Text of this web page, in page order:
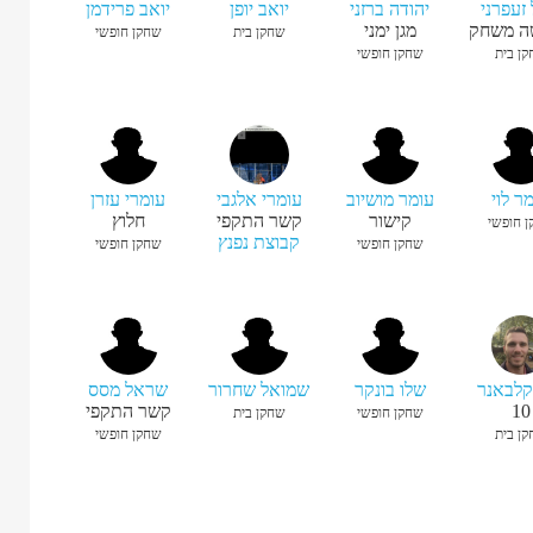
זעפרני
משחק
בית
יהודה ברזני
מגן ימני
שחקן חופשי
יואב יופן
שחקן בית
יואב פרידמן
שחקן חופשי
לוי
חופשי
עומר מושיוב
קישור
שחקן חופשי
עומרי אלגבי
קשר התקפי
קבוצת נפנץ
עומרי עזרן
חלוץ
שחקן חופשי
10
בית
שלו בונקר
שחקן חופשי
שמואל שחרור
שחקן בית
שראל מסס
קשר התקפי
שחקן חופשי